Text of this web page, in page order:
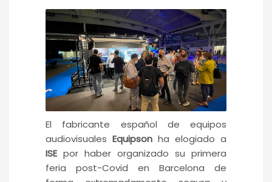
El fabricante español de equipos
audiovisuales Equipson ha elogiado a
ISE por haber organizado su primera
feria post-Covid en Barcelona de